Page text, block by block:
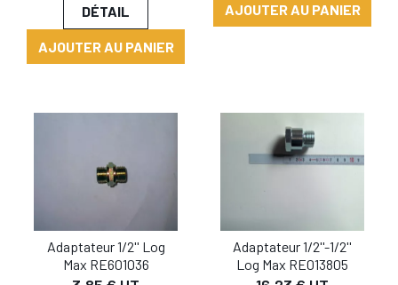
DÉTAIL
AJOUTER AU PANIER
AJOUTER AU PANIER
Adaptateur 1/2'' Log
Max RE601036
Adaptateur 1/2''-1/2''
Log Max RE013805